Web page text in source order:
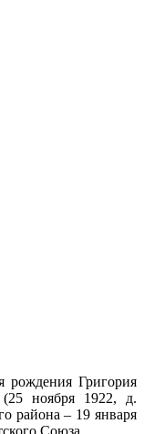
рождения Григория
(25 ноября 1922, д.
района – 19 января